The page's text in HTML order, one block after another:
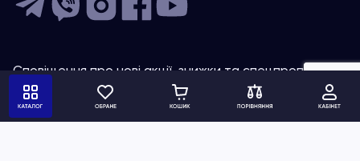
Сповіщення про нові акції, знижки та спецпропозиції